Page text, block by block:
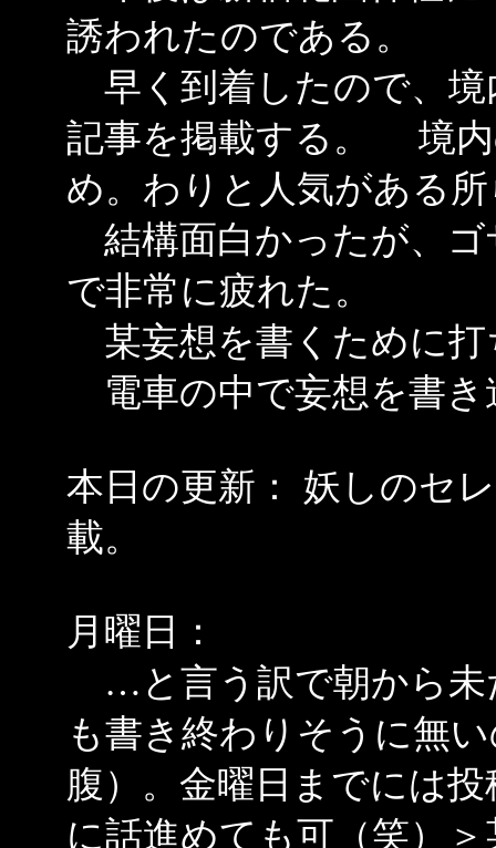
誘われたのである。
早く到着したので、境
記事を掲載する。 境内
め。わりと人気がある
結構面白かったが、ゴ
で非常に疲れた。
某妄想を書くために打
電車の中で妄想を書き
本日の更新： 妖しのセ
載。
月曜日：
…と言う訳で朝から未
も書き終わりそうに無
腹）。金曜日までには
に話進めても可（笑）＞